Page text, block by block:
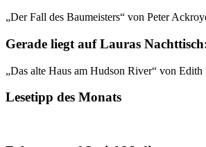
„Der Fall des Baumeisters“ von Peter
Gerade liegt auf Lauras
„Das alte Haus am Hudson River“ von Edith
Lesetipp des Monats